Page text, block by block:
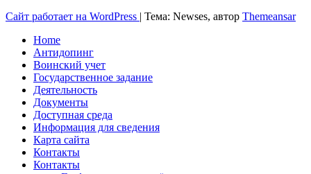
Сайт работает на WordPress | Тема: Newses, автор Themeansar
Home
Антидопинг
Воинский учет
Государственное задание
Деятельность
Документы
Доступная среда
Информация для сведения
Карта сайта
Контакты
Контакты